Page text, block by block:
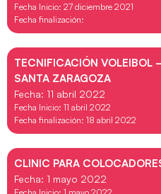
Fecha Inicio: 27 diciembre 2021
Fecha finalización:
TECNIFICACIÓN VOLEIBOL
SANTA ZARAGOZA
Fecha: 11 abril 2022
Fecha Inicio: 11 abril 2022
Fecha finalización: 18 abril 2022
CLINIC PARA
Fecha: 1 mayo 2022